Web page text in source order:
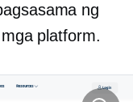
ng
platform.